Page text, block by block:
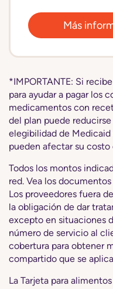
Más
*IMPORTANTE: Si
para ayudar a pagar los
medicamentos con
del plan puede
elegibilidad de
pueden afectar su
Todos los montos
red. Vea los
Los proveedores fuera
la obligación de dar
excepto en situaciones
número de servicio al
cobertura para obtener
compartido que se
La Tarjeta para